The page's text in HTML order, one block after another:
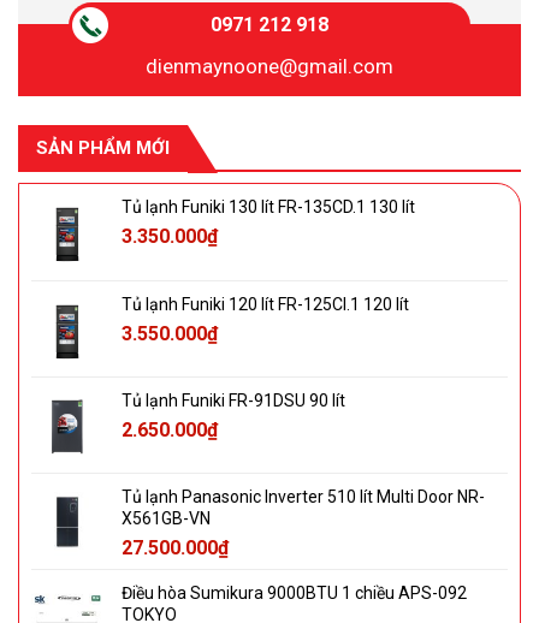
0971 212 918
dienmaynoone@gmail.com
SẢN PHẨM MỚI
Tủ lạnh Funiki 130 lít FR-135CD.1 130 lít
3.350.000₫
Tủ lạnh Funiki 120 lít FR-125CI.1 120 lít
3.550.000₫
Tủ lạnh Funiki FR-91DSU 90 lít
2.650.000₫
Tủ lạnh Panasonic Inverter 510 lít Multi Door NR-
X561GB-VN
27.500.000₫
Điều hòa Sumikura 9000BTU 1 chiều APS-092
TOKYO